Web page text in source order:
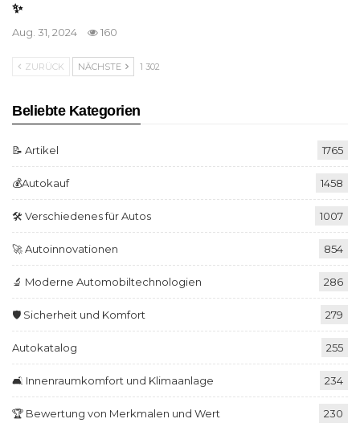
✨
Aug. 31, 2024 160
ZURÜCK NÄCHSTE 1 302
Beliebte Kategorien
📝 Artikel 1765
💰Autokauf 1458
🛠️ Verschiedenes für Autos 1007
🚀 Autoinnovationen 854
🔬 Moderne Automobiltechnologien 286
🛡️ Sicherheit und Komfort 279
Autokatalog 255
🛋️ Innenraumkomfort und Klimaanlage 234
🏆 Bewertung von Merkmalen und Wert 230